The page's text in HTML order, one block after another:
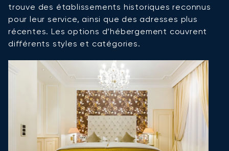
trouve des établissements historiques reconnus
pour leur service, ainsi que des adresses plus
récentes. Les options d’hébergement couvrent
différents styles et catégories.